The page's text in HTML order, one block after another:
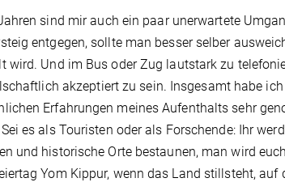
sind mir auch ein paar unerwartete
entgegen, sollte man besser selber
wird. Und im Bus oder Zug lautstark zu
akzeptiert zu sein. Insgesamt habe
Erfahrungen meines Aufenthalts sehr
es als Touristen oder als Forschende: Ihr
und historische Orte bestaunen, man wird
Yom Kippur, wenn das Land stillsteht, auf